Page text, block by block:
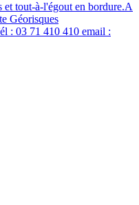
et tout-à-l'égout en bordure.A
Géorisques
: 03 71 410 410 email :